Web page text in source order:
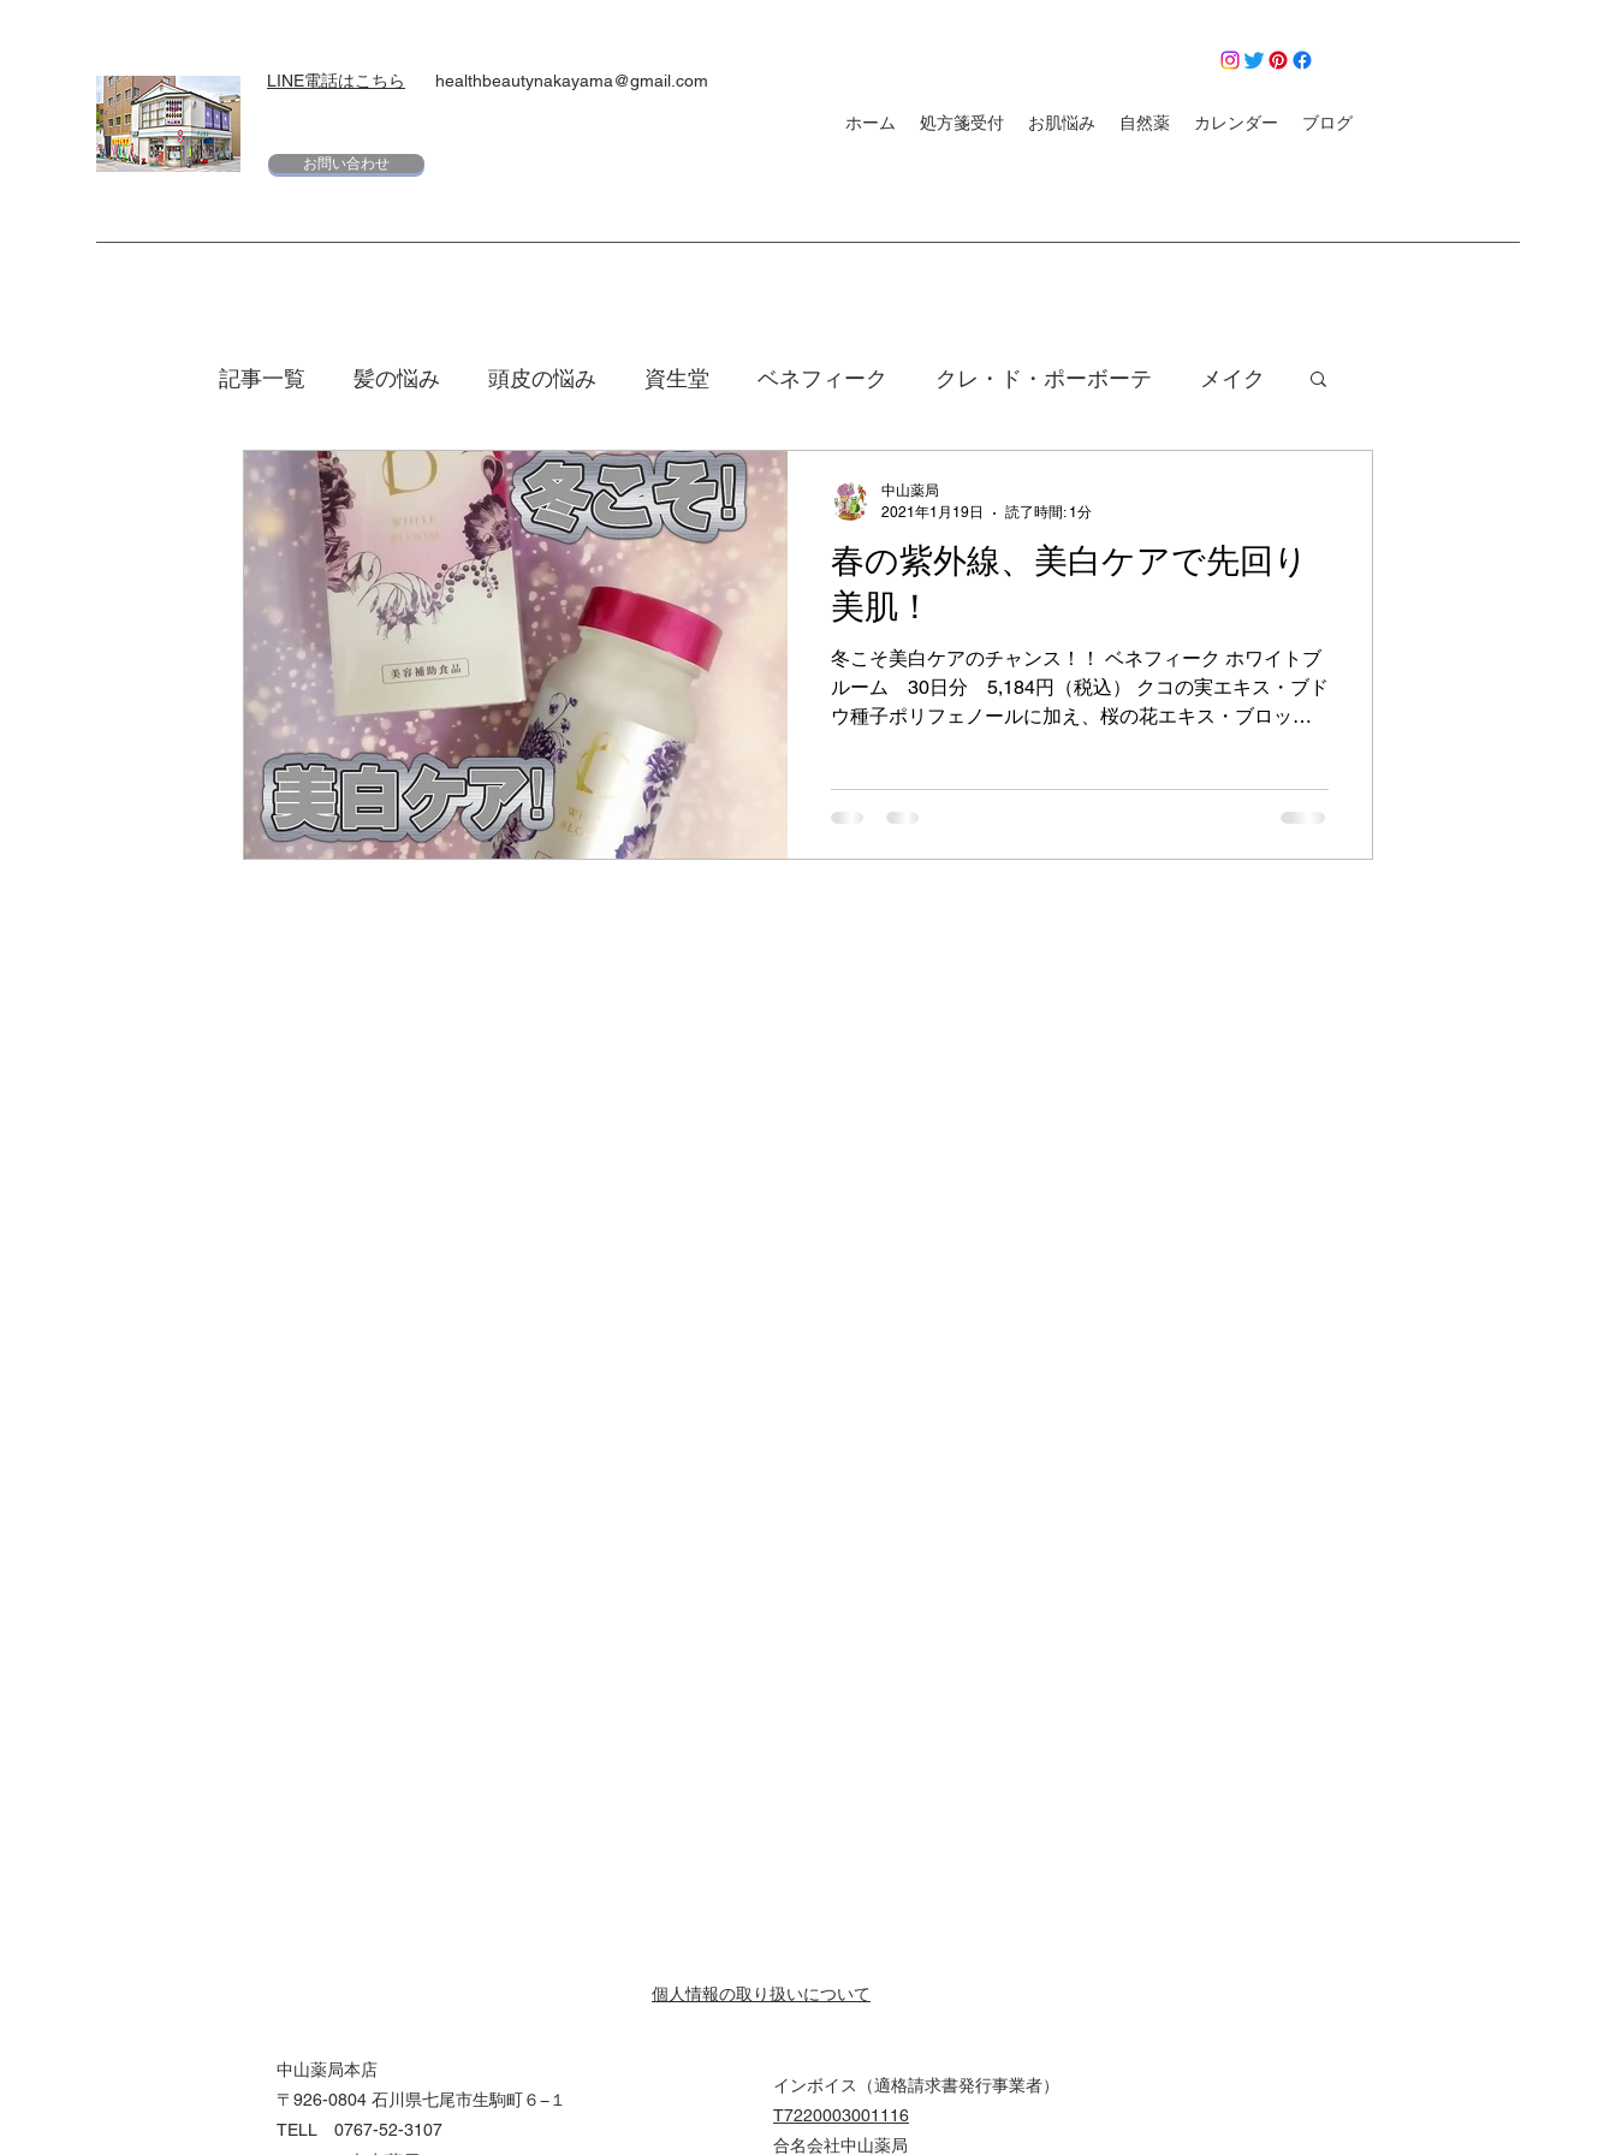
LINE電話はこちら healthbeautynakayama@gmail.com
お問い合わせ
ホーム 処方箋受付 お肌悩み 自然薬 カレンダー ブログ
記事一覧 髪の悩み 頭皮の悩み 資生堂 ベネフィーク クレ・ド・ポーボーテ メイク
スキンケア 下地 日焼け ｄプログラム
エリクシール 夏 マキアージュ ファンデーション 新製品 口紅 コロナ
マスク 化粧水 熱帯夜 化粧品デー イベント 美容液 お役立ち情報 限定
ボディーケア
春の紫外線、美白ケアで先回り
美肌！
冬こそ美白ケアのチャンス！！ ベネフィーク ホワイトブ
ルーム 30日分 5,184円（税込） クコの実エキス・ブド
ウ種子ポリフェノールに加え、桜の花エキス・ブロッコ
中山薬局
2021年1月19日
読了時間: 1分
個人情報の取り扱いについて
中山薬局本店
〒926-0804 石川県七尾市生駒町６−１
TELL 0767-52-3107
インボイス（適格請求書発行事業者）
T7220003001116
合名会社中山薬局